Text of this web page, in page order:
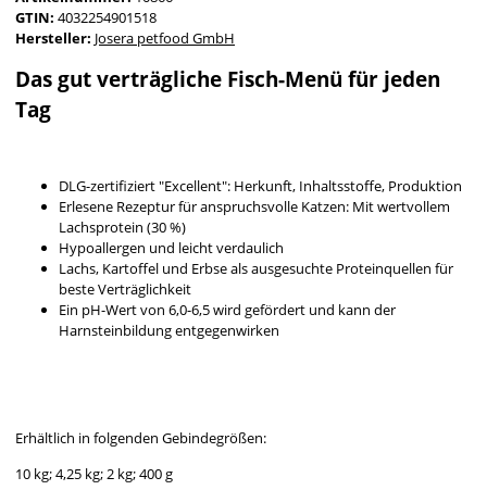
GTIN: 4032254901518
Hersteller: Josera petfood GmbH
Das gut verträgliche Fisch-Menü für jeden
Tag
DLG-zertifiziert "Excellent": Herkunft, Inhaltsstoffe, Produktion
Erlesene Rezeptur für anspruchsvolle Katzen: Mit wertvollem
Lachsprotein (30 %)
Hypoallergen und leicht verdaulich
Lachs, Kartoffel und Erbse als ausgesuchte Proteinquellen für
beste Verträglichkeit
Ein pH-Wert von 6,0-6,5 wird gefördert und kann der
Harnsteinbildung entgegenwirken
Erhältlich in folgenden Gebindegrößen:
10 kg; 4,25 kg; 2 kg; 400 g